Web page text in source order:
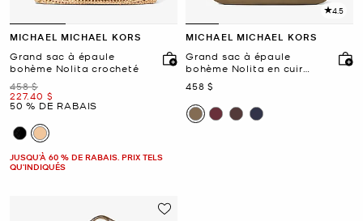
MICHAEL MICHAEL KORS
Grand sac à épaule
bohème Nolita crocheté
était
458 $
maintenant
227.40 $
50 % DE RABAIS
JUSQU’À 60 % DE RABAIS. PRIX TELS
QU'INDIQUÉS
4.5
MICHAEL MICHAEL KORS
Grand sac à épaule
bohème Nolita en cuir
Nubuck
maintenant
458 $